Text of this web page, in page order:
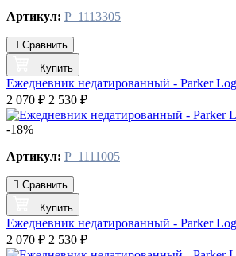
Артикул: P_1113305
Сравнить
Купить
Ежедневник недатированный - Parker
2 070 ₽ 2 530 ₽
-18%
Артикул: P_1111005
Сравнить
Купить
Ежедневник недатированный - Parker
2 070 ₽ 2 530 ₽